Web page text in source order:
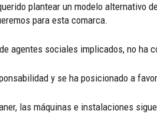
plantear un modelo alternativo
para esta comarca.
agentes sociales implicados, no ha
y se ha posicionado a
las máquinas e instalaciones